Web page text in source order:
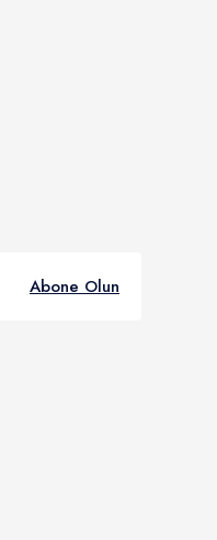
Abone Olun